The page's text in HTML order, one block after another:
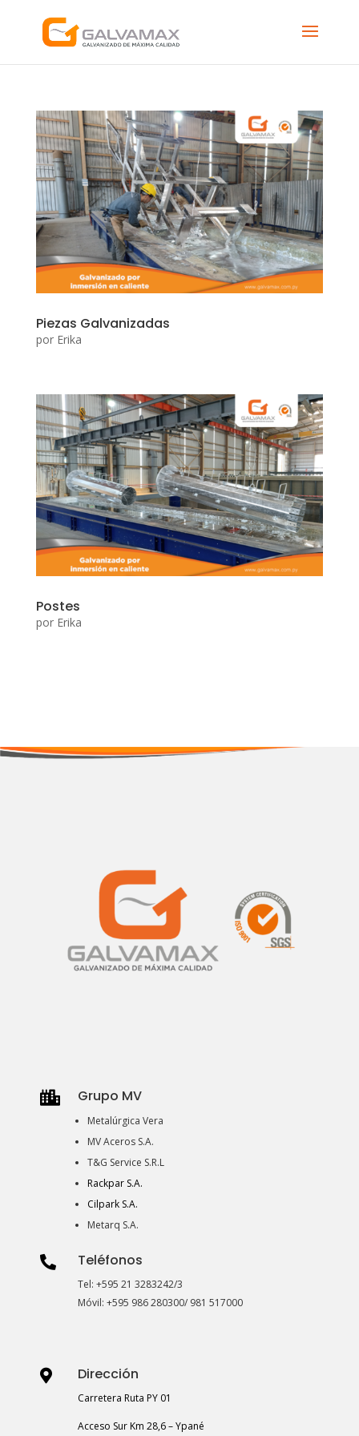
Piezas Galvanizadas
por Erika
Postes
por Erika
 Grupo MV
Metalúrgica Vera
MV Aceros S.A.
T&G Service S.R.L
Rackpar S.A.
Cilpark S.A.
Metarq S.A.
 Teléfonos
Tel: +595 21 3283242/3
Móvil: +595 986 280300/ 981 517000
 Dirección
Carretera Ruta PY 01
Acceso Sur Km 28,6 – Ypané